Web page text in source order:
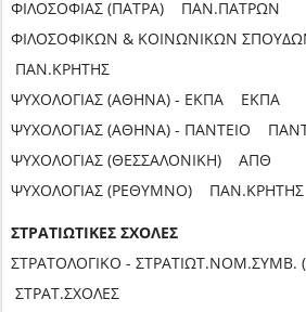
ΦΙΛΟΣΟΦΙΑΣ (ΠΑΤΡΑ) ΠΑΝ.ΠΑΤΡΩΝ
ΦΙΛΟΣΟΦΙΚΩΝ & ΚΟΙΝΩΝΙΚΩΝ
ΠΑΝ.ΚΡΗΤΗΣ
ΨΥΧΟΛΟΓΙΑΣ (ΑΘΗΝΑ) - ΕΚΠΑ ΕΚΠΑ
ΨΥΧΟΛΟΓΙΑΣ (ΑΘΗΝΑ) - ΠΑΝΤΕΙΟ
ΨΥΧΟΛΟΓΙΑΣ (ΘΕΣΣΑΛΟΝΙΚΗ) ΑΠΘ
ΨΥΧΟΛΟΓΙΑΣ (ΡΕΘΥΜΝΟ) ΠΑΝ.ΚΡΗΤΗΣ
ΣΤΡΑΤΙΩΤΙΚΕΣ ΣΧΟΛΕΣ
ΣΤΡΑΤΟΛΟΓΙΚΟ - ΣΤΡΑΤΙΩΤ.ΝΟΜ.ΣΥΜΒ.
ΣΤΡΑΤ.ΣΧΟΛΕΣ